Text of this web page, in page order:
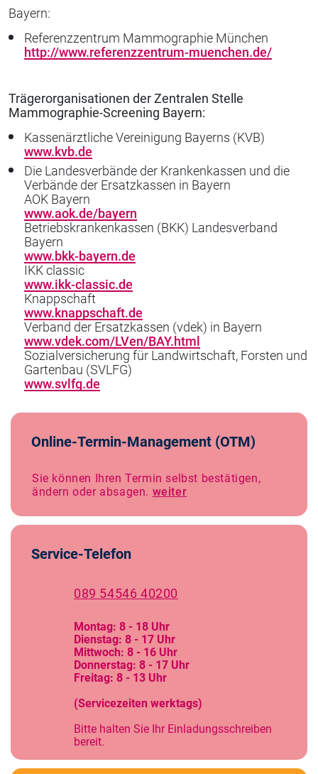
Bayern:
Referenzzentrum Mammographie München
http://www.referenzzentrum-muenchen.de/
Trägerorganisationen der Zentralen Stelle
Mammographie-Screening Bayern:
Kassenärztliche Vereinigung Bayerns (KVB)
www.kvb.de
Die Landesverbände der Krankenkassen und die
Verbände der Ersatzkassen in Bayern
AOK Bayern
www.aok.de/bayern
Betriebskrankenkassen (BKK) Landesverband
Bayern
www.bkk-bayern.de
IKK classic
www.ikk-classic.de
Knappschaft
www.knappschaft.de
Verband der Ersatzkassen (vdek) in Bayern
www.vdek.com/LVen/BAY.html
Sozialversicherung für Landwirtschaft, Forsten und
Gartenbau (SVLFG)
www.svlfg.de
Online-Termin-Management (OTM)
Sie können Ihren Termin selbst bestätigen,
ändern oder absagen. weiter
Service-Telefon
089 54546 40200
Montag: 8 - 18 Uhr
Dienstag: 8 - 17 Uhr
Mittwoch: 8 - 16 Uhr
Donnerstag: 8 - 17 Uhr
Freitag: 8 - 13 Uhr
(Servicezeiten werktags)
Bitte halten Sie Ihr Einladungsschreiben
bereit.